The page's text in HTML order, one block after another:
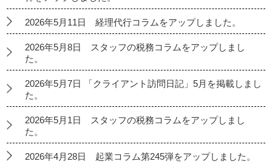
2026年5月11日 経理代行コラムをアップしました。
2026年5月8日 スタッフの税務コラムをアップしまし
た。
2026年5月7日 「クライアント訪問日記」5月を掲載しまし
た。
2026年5月1日 スタッフの税務コラムをアップしまし
た。
2026年4月28日 起業コラム第245弾をアップしました。